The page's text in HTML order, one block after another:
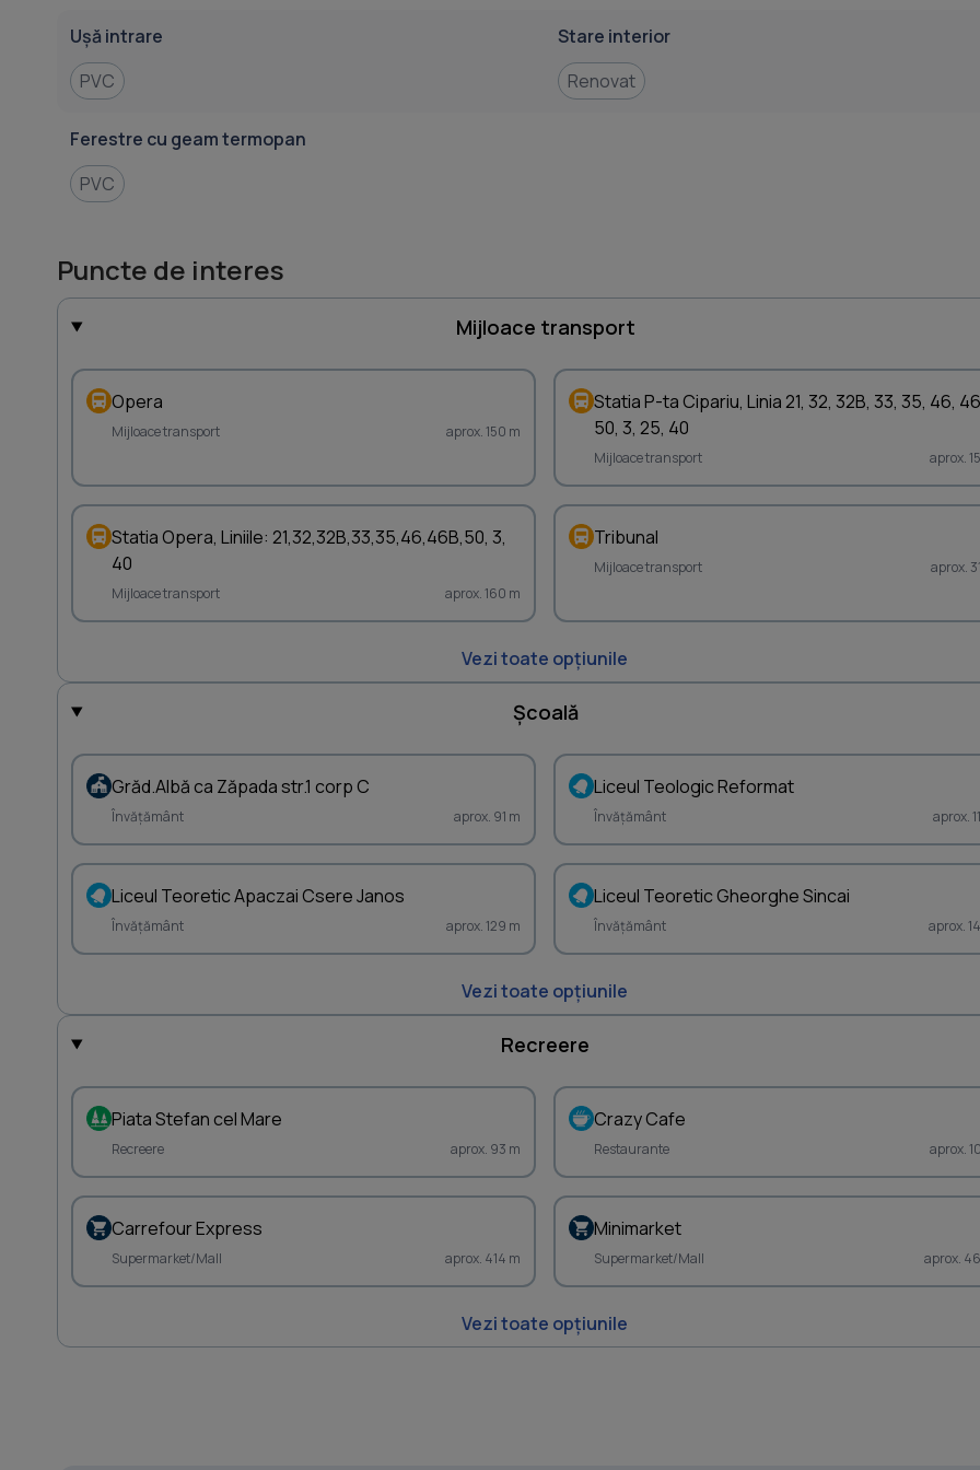
Ușă intrare
PVC
Stare interior
Renovat
Ferestre cu geam termopan
PVC
Puncte de interes
Mijloace transport
Opera
Mijloace transport aprox. 150 m
Statia P-ta Cipariu, Linia 21, 32, 32B, 33, 35, 46,
50, 3, 25, 40
Mijloace transport aprox.
Statia Opera, Liniile: 21,32,32B,33,35,46,46B,50, 3,
40
Mijloace transport aprox. 160 m
Tribunal
Mijloace transport aprox.
Vezi toate opțiunile
Școală
Grăd.Albă ca Zăpada str.1 corp C
Învățământ aprox. 91 m
Liceul Teologic Reformat
Învățământ aprox.
Liceul Teoretic Apaczai Csere Janos
Învățământ aprox. 129 m
Liceul Teoretic Gheorghe Sincai
Învățământ aprox.
Vezi toate opțiunile
Recreere
Piata Stefan cel Mare
Recreere aprox. 93 m
Crazy Cafe
Restaurante aprox.
Carrefour Express
Supermarket/Mall aprox. 414 m
Minimarket
Supermarket/Mall aprox.
Vezi toate opțiunile